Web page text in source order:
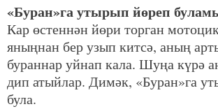
«Буран»га утырып йөреп
Кар өстеннән йөри торган
яныңнан бер узып китсә, аның
бураннар уйнап кала. Шуңа күрә
дип атыйлар. Димәк, «Буран»га
була.